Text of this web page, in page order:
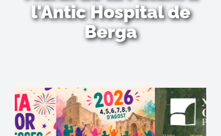
l'Antic Hospital de
Berga